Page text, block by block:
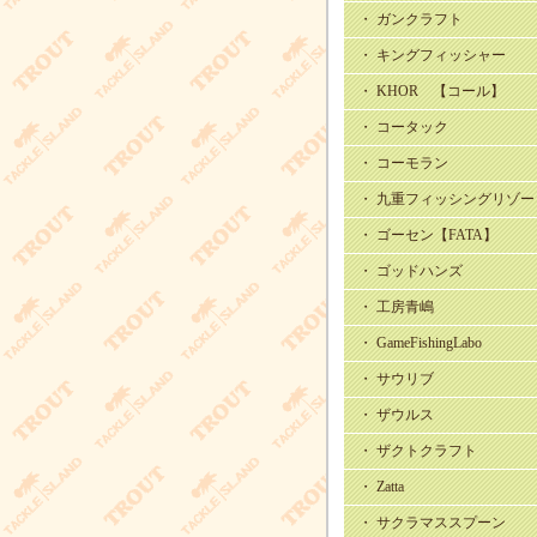
・ ガンクラフト
・ キングフィッシャー
・ KHOR 【コール】
・ コータック
・ コーモラン
・ 九重フィッシングリゾ
・ ゴーセン【FATA】
・ ゴッドハンズ
・ 工房青嶋
・ GameFishingLabo
・ サウリブ
・ ザウルス
・ ザクトクラフト
・ Zatta
・ サクラマススプーン